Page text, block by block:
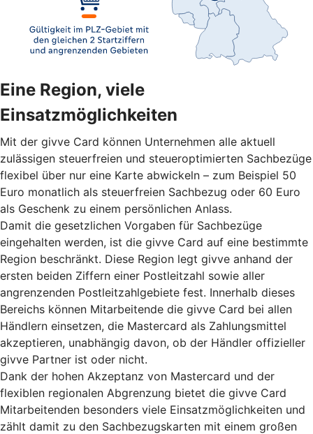
Eine Region, viele
Einsatzmöglichkeiten
Mit der givve Card können Unternehmen alle aktuell
zulässigen steuerfreien und steueroptimierten Sachbezüge
flexibel über nur eine Karte abwickeln – zum Beispiel 50
Euro monatlich als steuerfreien Sachbezug oder 60 Euro
als Geschenk zu einem persönlichen Anlass.
Damit die gesetzlichen Vorgaben für Sachbezüge
eingehalten werden, ist die givve Card auf eine bestimmte
Region beschränkt. Diese Region legt givve anhand der
ersten beiden Ziffern einer Postleitzahl sowie aller
angrenzenden Postleitzahlgebiete fest. Innerhalb dieses
Bereichs können Mitarbeitende die givve Card bei allen
Händlern einsetzen, die Mastercard als Zahlungsmittel
akzeptieren, unabhängig davon, ob der Händler offizieller
givve Partner ist oder nicht.
Dank der hohen Akzeptanz von Mastercard und der
flexiblen regionalen Abgrenzung bietet die givve Card
Mitarbeitenden besonders viele Einsatzmöglichkeiten und
zählt damit zu den Sachbezugskarten mit einem großen